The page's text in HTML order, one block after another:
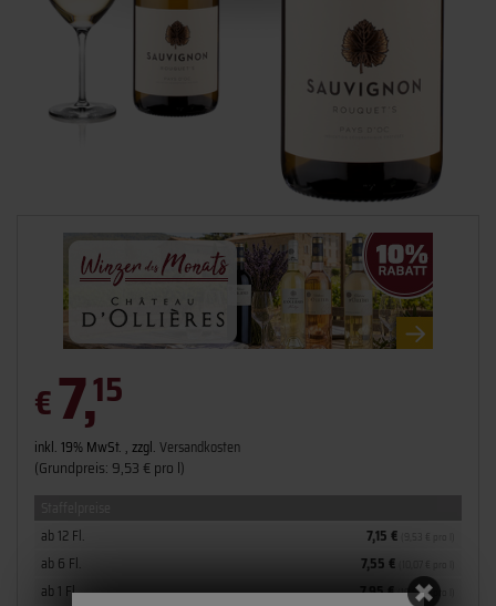
€7,15
inkl. 19% MwSt. , zzgl. Versandkosten
(Grundpreis: 9,53 € pro l)
ab 1 Fl. 7,95 € (10,60 € pro l)
ab 6 Fl. 7,55 €
ab 12 Fl. 7,15 €